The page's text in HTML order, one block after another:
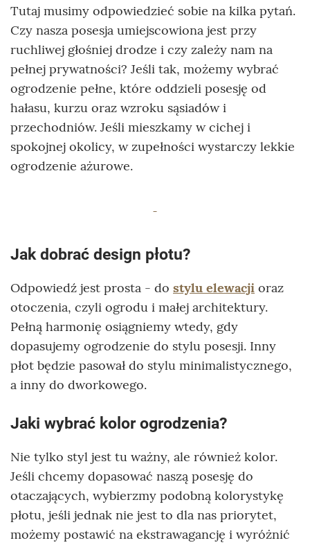
Tutaj musimy odpowiedzieć sobie na kilka pytań.
Czy nasza posesja umiejscowiona jest przy
ruchliwej głośniej drodze i czy zależy nam na
pełnej prywatności? Jeśli tak, możemy wybrać
ogrodzenie pełne, które oddzieli posesję od
hałasu, kurzu oraz wzroku sąsiadów i
przechodniów. Jeśli mieszkamy w cichej i
spokojnej okolicy, w zupełności wystarczy lekkie
ogrodzenie ażurowe.
Jak dobrać design płotu?
Odpowiedź jest prosta - do stylu elewacji oraz
otoczenia, czyli ogrodu i małej architektury.
Pełną harmonię osiągniemy wtedy, gdy
dopasujemy ogrodzenie do stylu posesji. Inny
płot będzie pasował do stylu minimalistycznego,
a inny do dworkowego.
Jaki wybrać kolor ogrodzenia?
Nie tylko styl jest tu ważny, ale również kolor.
Jeśli chcemy dopasować naszą posesję do
otaczających, wybierzmy podobną kolorystykę
płotu, jeśli jednak nie jest to dla nas priorytet,
możemy postawić na ekstrawagancję i wyróżnić